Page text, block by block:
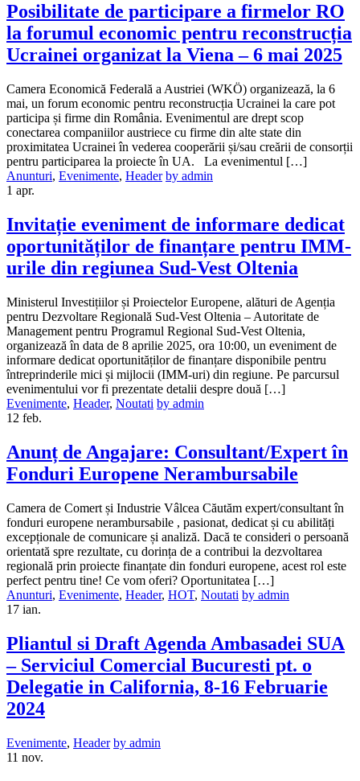
Posibilitate de participare a firmelor RO
la forumul economic pentru reconstrucția
Ucrainei organizat la Viena – 6 mai 2025
Camera Economică Federală a Austriei (WKÖ) organizează, la 6
mai, un forum economic pentru reconstrucția Ucrainei la care pot
participa și firme din România. Evenimentul are drept scop
conectarea companiilor austriece cu firme din alte state din
proximitatea Ucrainei în vederea cooperării și/sau creării de consorții
pentru participarea la proiecte în UA. La evenimentul […]
Anunturi, Evenimente, Header by admin
1 apr.
Invitație eveniment de informare dedicat
oportunităților de finanțare pentru IMM-
urile din regiunea Sud-Vest Oltenia
Ministerul Investițiilor și Proiectelor Europene, alături de Agenția
pentru Dezvoltare Regională Sud-Vest Oltenia – Autoritate de
Management pentru Programul Regional Sud-Vest Oltenia,
organizează în data de 8 aprilie 2025, ora 10:00, un eveniment de
informare dedicat oportunităților de finanțare disponibile pentru
întreprinderile mici și mijlocii (IMM-uri) din regiune. Pe parcursul
evenimentului vor fi prezentate detalii despre două […]
Evenimente, Header, Noutati by admin
12 feb.
Anunț de Angajare: Consultant/Expert în
Fonduri Europene Nerambursabile
Camera de Comert și Industrie Vâlcea Căutăm expert/consultant în
fonduri europene nerambursabile , pasionat, dedicat și cu abilități
excepționale de comunicare și analiză. Dacă te consideri o persoană
orientată spre rezultate, cu dorința de a contribui la dezvoltarea
regională prin proiecte finanțate din fonduri europene, acest rol este
perfect pentru tine! Ce vom oferi? Oportunitatea […]
Anunturi, Evenimente, Header, HOT, Noutati by admin
17 ian.
Pliantul si Draft Agenda Ambasadei SUA
– Serviciul Comercial Bucuresti pt. o
Delegatie in California, 8-16 Februarie
2024
Evenimente, Header by admin
11 nov.